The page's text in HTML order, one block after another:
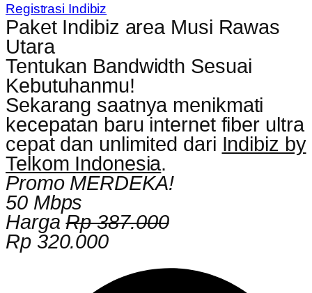
Registrasi Indibiz
Paket Indibiz area Musi Rawas
Utara
Tentukan Bandwidth Sesuai
Kebutuhanmu!
Sekarang saatnya menikmati
kecepatan baru internet fiber ultra
cepat dan unlimited dari Indibiz by
Telkom Indonesia.
Promo MERDEKA!
50 Mbps
HargaRp 387.000
Rp 320.000